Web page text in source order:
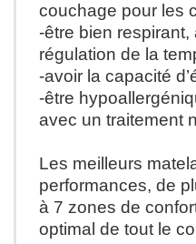
couchage pour les
-être bien
régulation de la
-avoir la capacité
-être
avec un traitement
Les meilleurs
performances, de
à 7 zones de
optimal de tout le